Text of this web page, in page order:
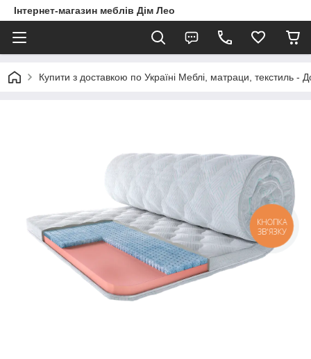
Інтернет-магазин меблів Дім Лео
Купити з доставкою по Україні Меблі, матраци, текстиль -
КНОПКА
ЗВ'ЯЗКУ